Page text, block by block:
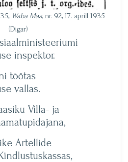
Waba Maa, nr. 92, 17. aprill 1935
(Digar)
inspektor.
töötas
vallas.
Villa- ja
Artellide